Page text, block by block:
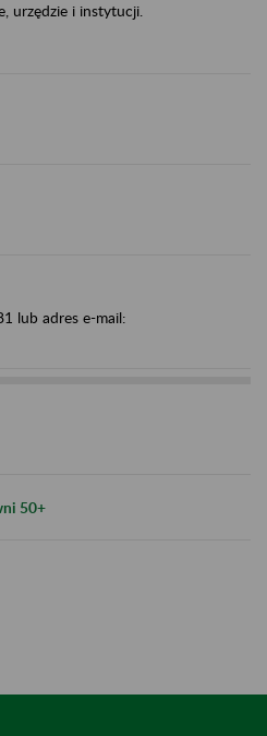
urzędzie i instytucji.
lub adres e-mail:
50+